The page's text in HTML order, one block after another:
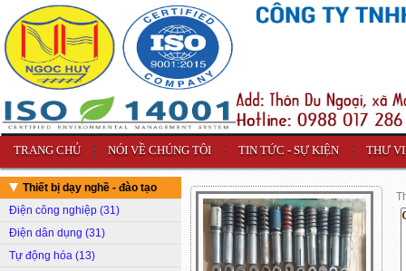
TRANG CHỦ NÓI VỀ CHÚNG TÔI TIN TỨC - SỰ KIỆN THƯ
Thiết bị dạy nghề - đào tạo
Điện công nghiệp (31)
Điện dân dụng (31)
Tự động hóa (13)